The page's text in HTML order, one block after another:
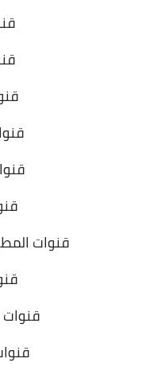
قنوات
قنوات